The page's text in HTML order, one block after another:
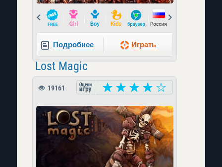
Prev
Подробнее Играть
Lost Magic
19161